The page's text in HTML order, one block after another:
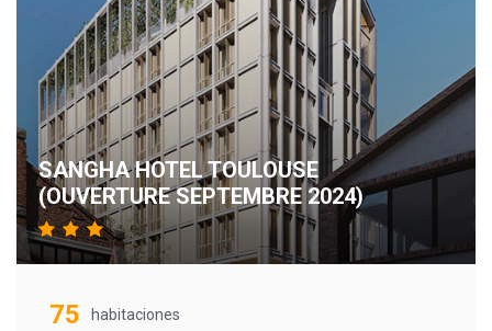
SANGHA HOTEL TOULOUSE
(OUVERTURE SEPTEMBRE 2024)
75 habitaciones